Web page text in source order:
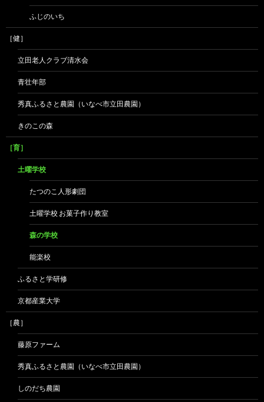
ふじのいち
［健］
立田老人クラブ清水会
青壮年部
秀真ふるさと農園（いなべ市立田農園）
きのこの森
［育］
土曜学校
たつのこ人形劇団
土曜学校 お菓子作り教室
森の学校
能楽校
ふるさと学研修
京都産業大学
［農］
藤原ファーム
秀真ふるさと農園（いなべ市立田農園）
しのだち農園